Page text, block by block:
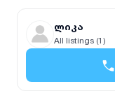
ლიკა
All listings (1)